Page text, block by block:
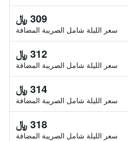
309 ﷼
سعر الليلة شامل الصريبة المضافة
312 ﷼
سعر الليلة شامل الصريبة المضافة
314 ﷼
سعر الليلة شامل الصريبة المضافة
318 ﷼
سعر الليلة شامل الصريبة المضافة